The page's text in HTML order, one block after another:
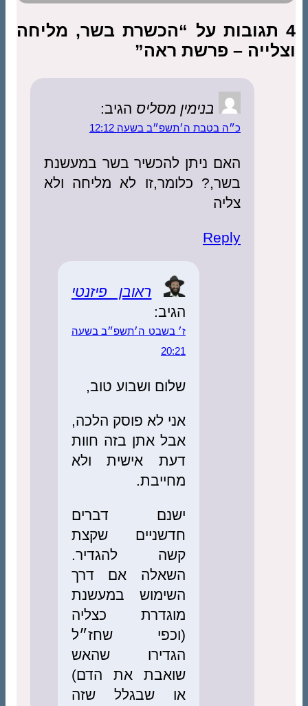
4 תגובות על “הכשרת בשר, מליחה
וצלייה – פרשת ראה”
בנימין מסליס הגיב:
כ״ה בטבת ה׳תשפ״ב בשעה 12:12
האם ניתן להכשיר בשר במעשנת
בשר,? כלומר,זו לא מליחה ולא
צליה
Reply
ראובן פיזנטי
הגיב:
ז׳ בשבט ה׳תשפ״ב בשעה
20:21
שלום ושבוע טוב,
אני לא פוסק הלכה,
אבל אתן בזה חוות
דעת אישית ולא
מחייבת.
ישנם דברים
חדשניים שקצת
קשה להגדיר.
השאלה אם דרך
השימוש במעשנת
מוגדרת כצליה
(וכפי שחז״ל
הגדירו שהאש
שואבת את הדם)
או שבגלל שזה